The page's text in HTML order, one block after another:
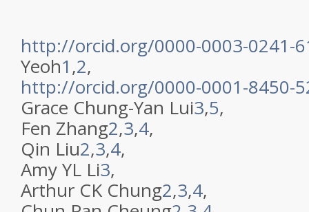
http://orcid.org/0000-0003-0241-
Yeoh1,2,
http://orcid.org/0000-0001-8450-
Grace Chung-Yan Lui3,5,
Fen Zhang2,3,4,
Qin Liu2,3,4,
Amy YL Li3,
Arthur CK Chung2,3,4,